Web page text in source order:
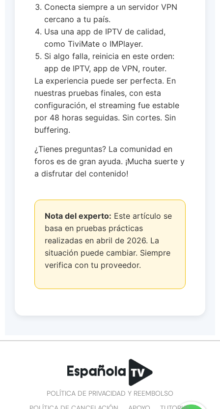
Conecta siempre a un servidor VPN
cercano a tu país.
Usa una app de IPTV de calidad,
como TiviMate o IMPlayer.
Si algo falla, reinicia en este orden:
app de IPTV, app de VPN, router.
La experiencia puede ser perfecta. En
nuestras pruebas finales, con esta
configuración, el streaming fue estable
por 48 horas seguidas. Sin cortes. Sin
buffering.
¿Tienes preguntas? La comunidad en
foros es de gran ayuda. ¡Mucha suerte y
a disfrutar del contenido!
Nota del experto: Este artículo se
basa en pruebas prácticas
realizadas en abril de 2026. La
situación puede cambiar. Siempre
verifica con tu proveedor.
POLÍTICA DE PRIVACIDAD Y REEMBOLSO